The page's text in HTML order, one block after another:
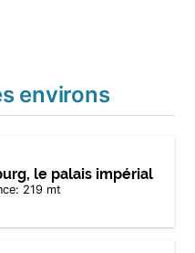
environs
le palais impérial
219 mt